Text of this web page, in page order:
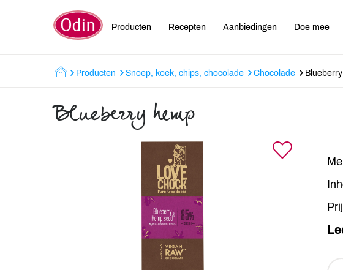
Producten Recepten Aanbiedingen Doe mee
Producten Snoep, koek, chips, chocolade Chocolade
Blueberry hemp